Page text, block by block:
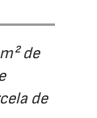
de
de